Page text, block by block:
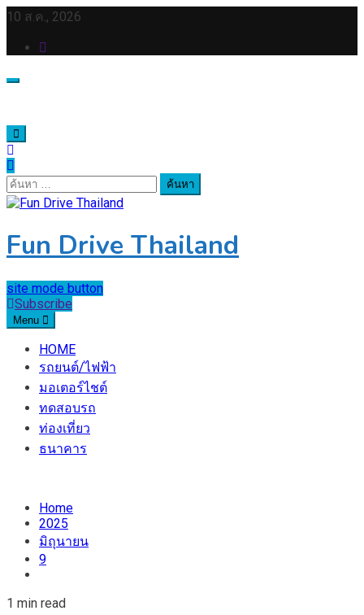
Skip
content
10 ส.ค., 2026
ค้นหา
สำหรับ:
Fun Drive Thailand
site mode button
Subscribe
Menu
HOME
รถยนต์/ไฟฟ้า
มอเตอร์ไชต์
ทดสอบรถ
ท่องเที่ยว
ธนาคาร
Home
2025
มิถุนายน
9
1 min read